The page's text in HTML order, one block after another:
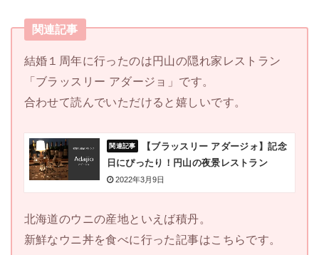
関連記事
結婚１周年に行ったのは円山の隠れ家レストラン
「ブラッスリー アダージョ」です。
合わせて読んでいただけると嬉しいです。
【ブラッスリー アダージォ】記念
日にぴったり！円山の夜景レストラン
2022年3月9日
北海道のウニの産地といえば積丹。
新鮮なウニ丼を食べに行った記事はこちらです。